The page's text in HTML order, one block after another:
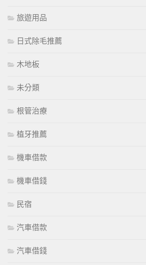
旅遊用品
日式除毛推薦
木地板
未分類
根管治療
植牙推薦
機車借款
機車借錢
民宿
汽車借款
汽車借錢